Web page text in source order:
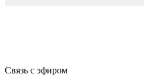
Связь с эфиром